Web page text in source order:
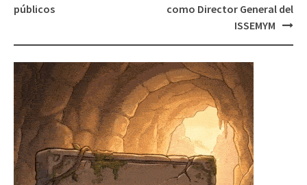
públicos
como Director General del
ISSEMYM